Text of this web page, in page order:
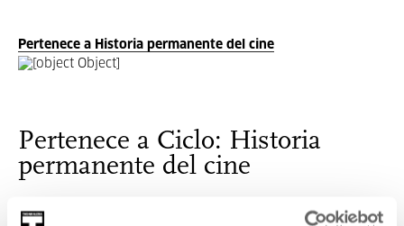
Pertenece a Historia permanente del cine
Pertenece a Ciclo: Historia
permanente del cine
Es el cine en continuo diálogo con sus tres tiempos: pasado,